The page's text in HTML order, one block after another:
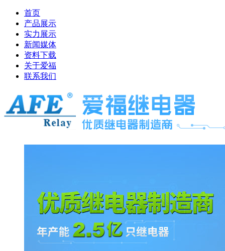
首页
产品展示
实力展示
新闻媒体
资料下载
关于爱福
联系我们